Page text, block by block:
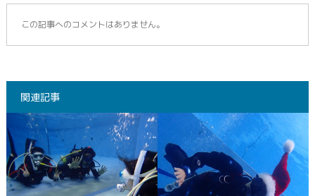
この記事へのコメントはありません。
関連記事